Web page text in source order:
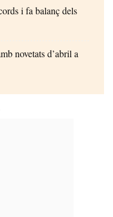
i fa balanç dels
novetats d’abril a